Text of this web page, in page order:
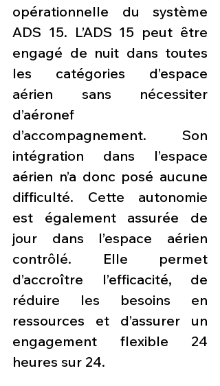
opérationnelle du système
ADS 15. L’ADS 15 peut être
engagé de nuit dans toutes
les catégories d’espace
aérien sans nécessiter
d’aéronef
d’accompagnement. Son
intégration dans l’espace
aérien n’a donc posé aucune
difficulté. Cette autonomie
est également assurée de
jour dans l’espace aérien
contrôlé. Elle permet
d’accroître l’efficacité, de
réduire les besoins en
ressources et d’assurer un
engagement flexible 24
heures sur 24.